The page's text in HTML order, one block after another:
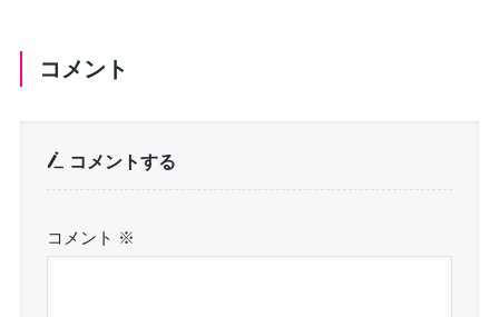
コメント
コメントする
コメント ※